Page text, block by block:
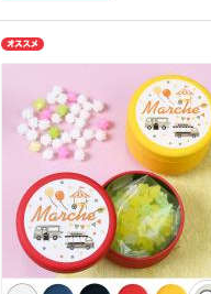
用しているので実用性も抜群です。
表示価格は印刷代込みの格安価格！フ
ラーのデザインも1色のデザインも同
でご対応。1枚からの小ロットでご注文
ただけます。スポーツチームやライブ
ベントのオリジナルグッズにいかがで
うか。
アルミブランケット他
箱・フードポット
キッチン雑貨
ウェットティッシュ
バスグッズ
消臭・芳香剤・アロマ
ミラー
名入れマスク(オリジナ
刷)
マスクケース
ランタン